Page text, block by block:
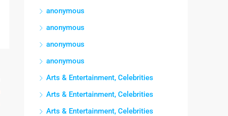
anonymous
anonymous
anonymous
anonymous
Arts & Entertainment, Celebrities
Arts & Entertainment, Celebrities
Arts & Entertainment, Celebrities